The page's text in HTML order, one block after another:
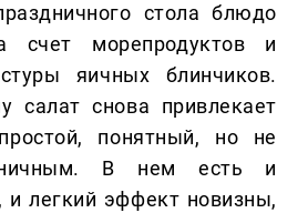
стола блюдо
счет морепродуктов и
яичных блинчиков.
салат снова привлекает
понятный, но не
В нем есть и
легкий эффект новизны,